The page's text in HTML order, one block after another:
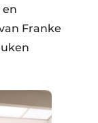
Franke